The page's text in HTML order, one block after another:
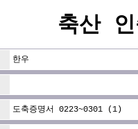
축산
한우
도축증명서 0223~0301 (1)